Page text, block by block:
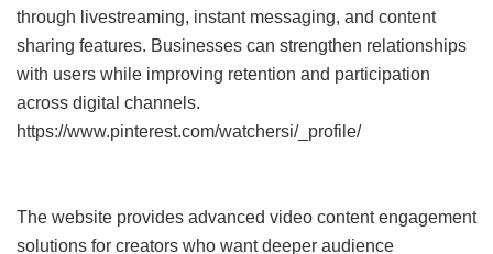
through livestreaming, instant messaging, and content
sharing features. Businesses can strengthen relationships
with users while improving retention and participation
across digital channels.
https://www.pinterest.com/watchersi/_profile/
The website provides advanced video content engagement
solutions for creators who want deeper audience